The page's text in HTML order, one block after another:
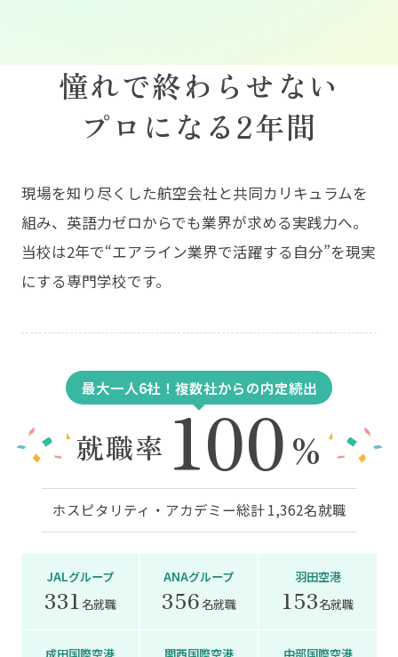
憧れで終わらせない
プロになる2年間
現場を知り尽くした航空会社と共同カリキュラムを
組み、英語力ゼロからでも業界が求める実践力へ。
当校は2年で“エアライン業界で活躍する自分”を現実
にする専門学校です。
最大一人6社！複数社からの内定続出
就職率 100 %
ホスピタリティ・アカデミー総計 1,362名就職
JALグループ
331 名就職
ANAグループ
356 名就職
羽田空港
153名就職
成田国際空港 関西国際空港 中部国際空港